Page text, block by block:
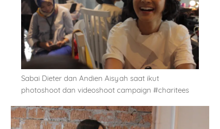
Sabai Dieter dan Andien Aisyah saat ikut
photoshoot dan videoshoot campaign #charitees